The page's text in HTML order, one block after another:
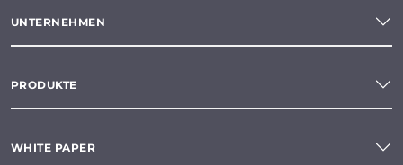
UNTERNEHMEN
PRODUKTE
WHITE PAPER